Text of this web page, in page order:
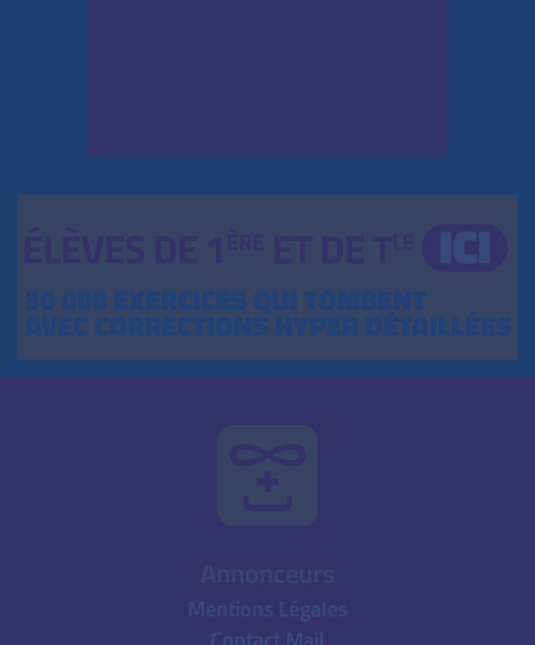
Mentions Légales